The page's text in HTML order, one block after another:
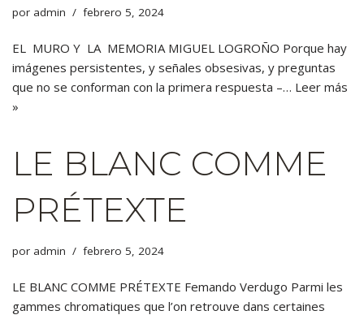
por admin febrero 5, 2024
EL MURO Y LA MEMORIA MIGUEL LOGROÑO Porque hay
imágenes persistentes, y señales obsesivas, y preguntas
que no se conforman con la primera respuesta –… Leer más
»
LE BLANC COMME
PRÉTEXTE
por admin febrero 5, 2024
LE BLANC COMME PRÉTEXTE Femando Verdugo Parmi les
gammes chromatiques que l’on retrouve dans certaines